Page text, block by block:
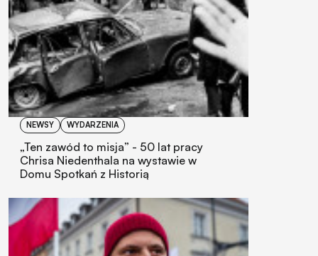
NEWSY WYDARZENIA
„Ten zawód to misja” - 50 lat pracy
Chrisa Niedenthala na wystawie w
Domu Spotkań z Historią